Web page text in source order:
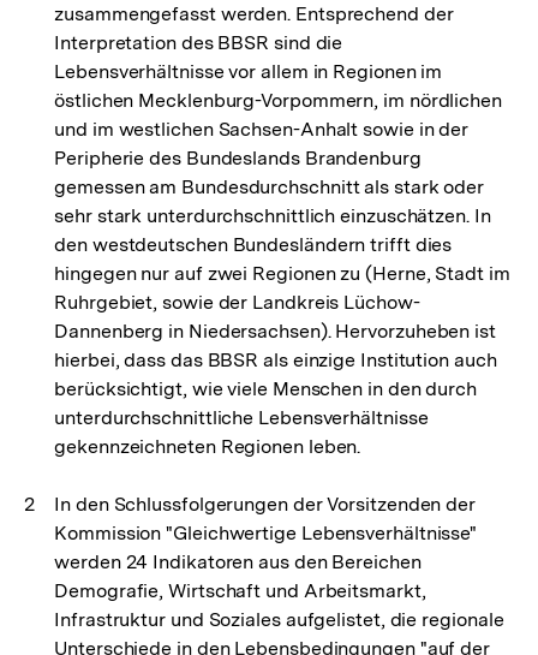
zusammengefasst werden. Entsprechend der
Interpretation des BBSR sind die
Lebensverhältnisse vor allem in Regionen im
östlichen Mecklenburg-Vorpommern, im nördlichen
und im westlichen Sachsen-Anhalt sowie in der
Peripherie des Bundeslands Brandenburg
gemessen am Bundesdurchschnitt als stark oder
sehr stark unterdurchschnittlich einzuschätzen. In
den westdeutschen Bundesländern trifft dies
hingegen nur auf zwei Regionen zu (Herne, Stadt im
Ruhrgebiet, sowie der Landkreis Lüchow-
Dannenberg in Niedersachsen). Hervorzuheben ist
hierbei, dass das BBSR als einzige Institution auch
berücksichtigt, wie viele Menschen in den durch
unterdurchschnittliche Lebensverhältnisse
gekennzeichneten Regionen leben.
In den Schlussfolgerungen der Vorsitzenden der
Kommission "Gleichwertige Lebensverhältnisse"
werden 24 Indikatoren aus den Bereichen
Demografie, Wirtschaft und Arbeitsmarkt,
Infrastruktur und Soziales aufgelistet, die regionale
Unterschiede in den Lebensbedingungen "auf der